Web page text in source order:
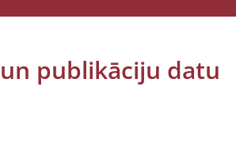
publikāciju datu